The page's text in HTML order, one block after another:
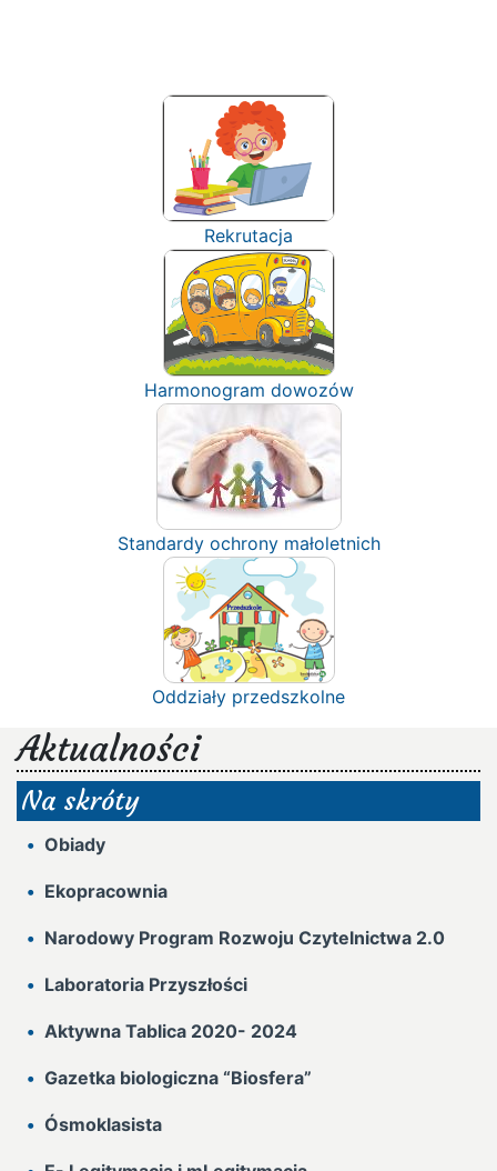
Rekrutacja
Harmonogram dowozów
Standardy ochrony małoletnich
Oddziały przedszkolne
Aktualności
Na skróty
Obiady
Ekopracownia
Narodowy Program Rozwoju Czytelnictwa 2.0
Laboratoria Przyszłości
Aktywna Tablica 2020- 2024
Gazetka biologiczna “Biosfera”
Ósmoklasista